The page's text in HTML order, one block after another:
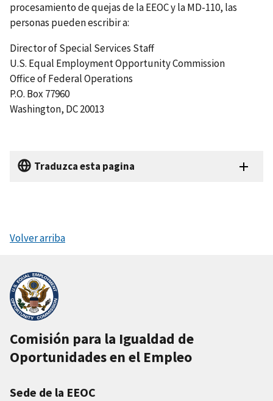
procesamiento de quejas de la EEOC y la MD-110, las
personas pueden escribir a:
Director of Special Services Staff
U.S. Equal Employment Opportunity Commission
Office of Federal Operations
P.O. Box 77960
Washington, DC 20013
Traduzca esta pagina
Volver arriba
Comisión para la Igualdad de
Oportunidades en el Empleo
Sede de la EEOC